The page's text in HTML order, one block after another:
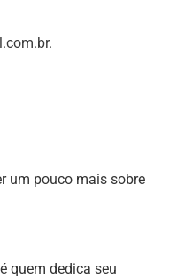
.
um pouco mais sobre
quem dedica seu